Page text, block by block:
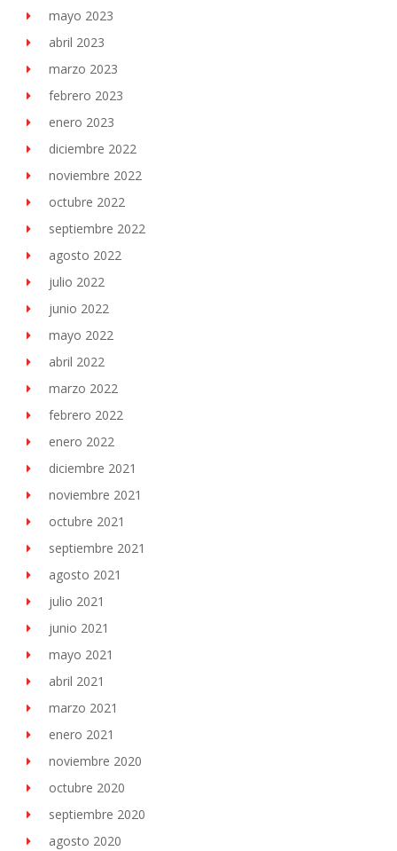
mayo 2023
abril 2023
marzo 2023
febrero 2023
enero 2023
diciembre 2022
noviembre 2022
octubre 2022
septiembre 2022
agosto 2022
julio 2022
junio 2022
mayo 2022
abril 2022
marzo 2022
febrero 2022
enero 2022
diciembre 2021
noviembre 2021
octubre 2021
septiembre 2021
agosto 2021
julio 2021
junio 2021
mayo 2021
abril 2021
marzo 2021
enero 2021
noviembre 2020
octubre 2020
septiembre 2020
agosto 2020